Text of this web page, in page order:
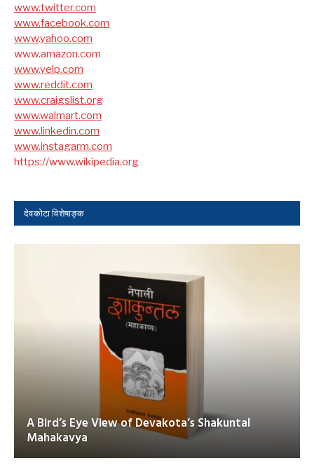
www.twitter.com
www.facebook.com
www.yahoo.com
www.amazon.com
www.yelp.com
www.reddit.com
www.craigslist.org
www.walmart.com
www.linkedin.com
www.instagarm.com
https://www.wikipedia.org
देवकोटा विशेषाङ्क
A Bird’s Eye View of Devakota’s Shakuntal
Mahakavya